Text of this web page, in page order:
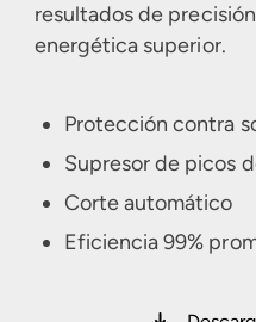
resultados de
energética superior.
Protección contra
Supresor de picos
Corte automático
Eficiencia 99%